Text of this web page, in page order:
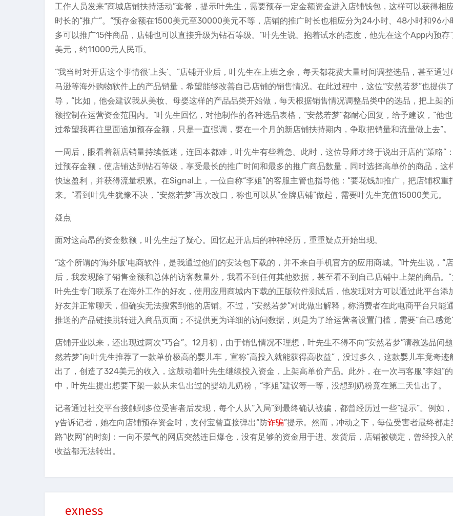
工作人员发来“商城店铺扶持活动”套餐，提示叶先生，需要预存一定金额资金进入店铺钱包，这样可以获得相
时长的“推广”。“预存金额在1500美元至30000美元不等，店铺的推广时长也相应分为24小时、48小时和96小
多可以推广15件商品，店铺也可以直接升级为钻石等级。”叶先生说。抱着试水的态度，他先在这个App内预存
美元，约11000元人民币。
“我当时对开店这个事情很‘上头’。”店铺开业后，叶先生在上班之余，每天都花费大量时间调整选品，甚至通过
马逊等海外购物软件上的产品销量，希望能够改善自己店铺的销售情况。在此过程中，这位“安然若梦”也提供
导，“比如，他会建议我从美妆、母婴这样的产品品类开始做，每天根据销售情况调整品类中的选品，把上架
额控制在运营资金范围内。”叶先生回忆，对他制作的各种选品表格，“安然若梦”都耐心回复，给予建议，“他
过希望我再往里面追加预存金额，只是一直强调，要在一个月的新店铺扶持期内，争取把销量和流量做上去”。
一周后，眼看着新店销量持续低迷，连回本都难，叶先生有些着急。此时，这位导师才终于说出开店的“策略”
过预存金额，使店铺达到钻石等级，享受最长的推广时间和最多的推广商品数量，同时选择高单价的商品，这
快速盈利，并获得流量积累。在Signal上，一位自称“李姐”的客服主管也指导他：“要花钱加推广，把店铺权重
来。”看到叶先生犹豫不决，“安然若梦”再次改口，称也可以从“金牌店铺”做起，需要叶先生充值15000美元。
疑点
面对这高昂的资金数额，叶先生起了疑心。回忆起开店后的种种经历，重重疑点开始出现。
“这个所谓的‘海外版’电商软件，是我通过他们的安装包下载的，并不来自手机官方的应用商城。”叶先生说，“
后，我发现除了销售金额和总体的访客数量外，我看不到任何其他数据，甚至看不到自己店铺中上架的商品。”
叶先生专门联系了在海外工作的好友，使用应用商城内下载的正版软件测试后，他发现对方可以通过此平台添
好友并正常聊天，但确实无法搜索到他的店铺。不过，“安然若梦”对此做出解释，称消费者在此电商平台只能
推送的产品链接跳转进入商品页面；不提供更为详细的访问数据，则是为了给运营者设置门槛，需要“自己感觉”
店铺开业以来，还出现过两次“巧合”。12月初，由于销售情况不理想，叶先生不得不向“安然若梦”请教选品问
然若梦”向叶先生推荐了一款单价极高的婴儿车，宣称“高投入就能获得高收益”，没过多久，这款婴儿车竟奇迹
出了，创造了324美元的收入，这鼓动着叶先生继续投入资金，上架高单价产品。此外，在一次与客服“李姐”
中，叶先生提出想要下架一款从未售出过的婴幼儿奶粉，“李姐”建议等一等，没想到奶粉竟在第二天售出了。
记者通过社交平台接触到多位受害者后发现，每个人从“入局”到最终确认被骗，都曾经历过一些“提示”。例如
y告诉记者，她在向店铺预存资金时，支付宝曾直接弹出“防诈骗”提示。然而，冲动之下，每位受害者最终都走
路“收网”的时刻：一向不景气的网店突然连日爆仓，没有足够的资金用于进、发货后，店铺被锁定，曾经投入
收益都无法转出。
exness